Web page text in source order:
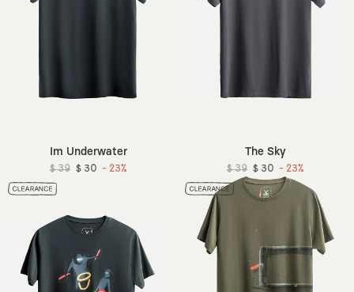
Im Underwater
$ 39 $ 30 - 23%
The Sky
$ 39 $ 30 - 23%